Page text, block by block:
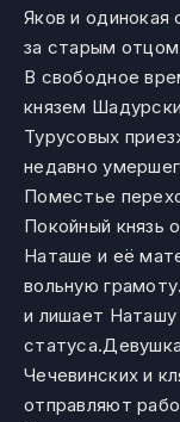
Яков и одинокая
за старым
В свободное
князем
Турусовых
недавно
Поместье
Покойный князь
Наташе и её
вольную
и лишает Наташу
Чечевинских и
отправляют